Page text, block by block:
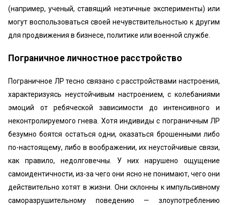
(например, ученый, ставящий неэтичные эксперименты) или
могут воспользоваться своей нечувствительностью к другим
для продвижения в бизнесе, политике или военной службе.
Пограничное личностное расстройство
Пограничное ЛР тесно связано с расстройствами настроения,
характеризуясь неустойчивым настроением, с колебаниями
эмоций от ребяческой зависимости до интенсивного и
неконтролируемого гнева. Хотя индивиды с пограничным ЛР
безумно боятся остаться одни, оказаться брошенными либо
по-настоящему, либо в воображении, их неустойчивые связи,
как правило, недолговечны. У них нарушено ощущение
самоидентичности, из-за чего они ясно не понимают, чего они
действительно хотят в жизни. Они склонны к импульсивному
саморазрушительному поведению — злоупотреблению